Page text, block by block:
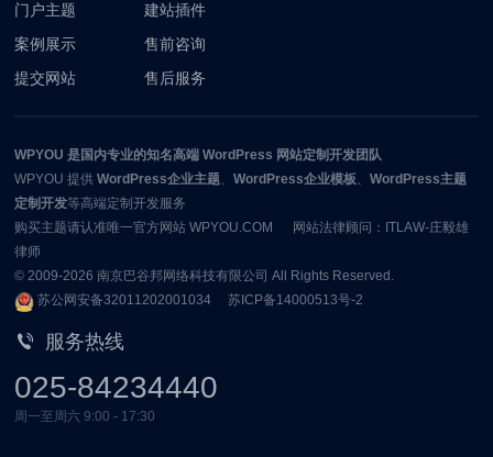
门户主题
案例展示
提交网站
建站插件
售前咨询
售后服务
WPYOU 是国内专业的知名高端 WordPress 网站定制开发团队
WPYOU 提供WordPress企业主题 、WordPress企业模板 、WordPress主题
定制开发等高端定制开发服务
购买主题请认准唯一官方网站 WPYOU.COM 网站法律顾问：ITLAW-庄毅雄
律师
© 2009-2026南京巴谷邦网络科技有限公司 All Rights Reserved.
苏公网安备32011202001034
苏ICP备14000513号-2
服务热线
025-84234440
周一至周六 9:00 - 17:30